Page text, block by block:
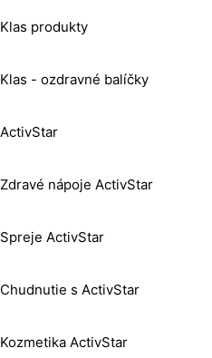
Klas produkty
Klas - ozdravné balíčky
ActivStar
Zdravé nápoje ActivStar
Spreje ActivStar
Chudnutie s ActivStar
Kozmetika ActivStar